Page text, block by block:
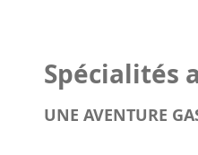
Spécialités
UNE AVENTURE